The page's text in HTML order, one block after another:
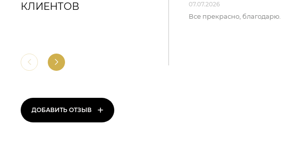
КЛИЕНТОВ
ДОБАВИТЬ ОТЗЫВ +
07.07.2026
Все прекрасно, благодарю.